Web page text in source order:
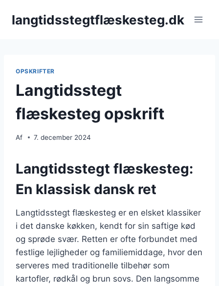
langtidsstegtflæskesteg.dk
OPSKRIFTER
Langtidsstegt
flæskesteg opskrift
Af 7. december 2024
Langtidsstegt flæskesteg:
En klassisk dansk ret
Langtidsstegt flæskesteg er en elsket klassiker
i det danske køkken, kendt for sin saftige kød
og sprøde svær. Retten er ofte forbundet med
festlige lejligheder og familiemiddage, hvor den
serveres med traditionelle tilbehør som
kartofler, rødkål og brun sovs. Den langsomme